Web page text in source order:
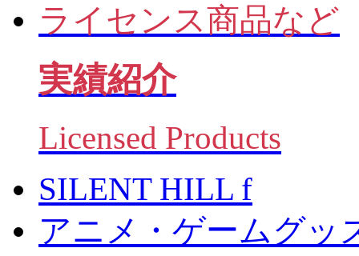
ライセンス商品など
実績紹介
Licensed Products
SILENT HILL f
アニメ・ゲームグッ